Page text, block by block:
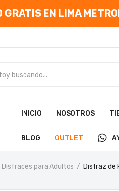
GRATIS EN LIMA
INICIO NOSOTROS
BLOG OUTLET
Disfraces para Adultos Disfraz de